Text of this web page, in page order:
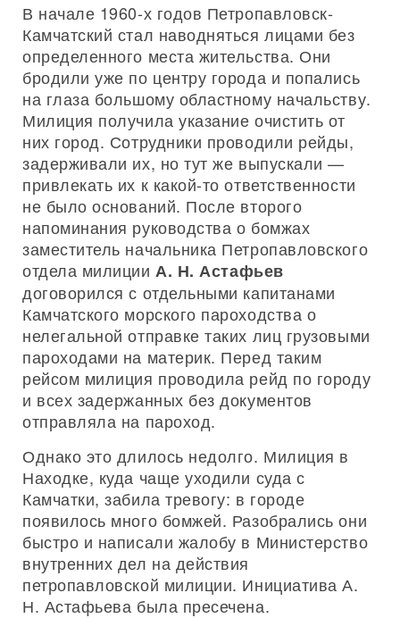
В начале 1960-х годов Петропавловск-
Камчатский стал наводняться лицами без
определенного места жительства. Они
бродили уже по центру города и попались
на глаза большому областному начальству.
Милиция получила указание очистить от
них город. Сотрудники проводили рейды,
задерживали их, но тут же выпускали —
привлекать их к какой-то ответственности
не было оснований. После второго
напоминания руководства о бомжах
заместитель начальника Петропавловского
отдела милиции А. Н. Астафьев
договорился с отдельными капитанами
Камчатского морского пароходства о
нелегальной отправке таких лиц грузовыми
пароходами на материк. Перед таким
рейсом милиция проводила рейд по городу
и всех задержанных без документов
отправляла на пароход.
Однако это длилось недолго. Милиция в
Находке, куда чаще уходили суда с
Камчатки, забила тревогу: в городе
появилось много бомжей. Разобрались они
быстро и написали жалобу в Министерство
внутренних дел на действия
петропавловской милиции. Инициатива А.
Н. Астафьева была пресечена.